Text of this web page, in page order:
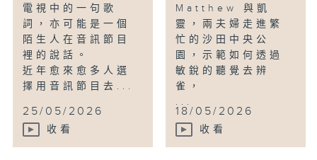
電視中的一句歌
詞，亦可能是一個
陌生人在音訊節目
裡的說話。
近年愈來愈多人選
擇用音訊節目去...
25/05/2026
收看
Matthew 與凱
靈，兩夫婦走進繁
忙的沙田中央公
園，示範如何透過
敏銳的聽覺去辨
雀，
...
18/05/2026
收看